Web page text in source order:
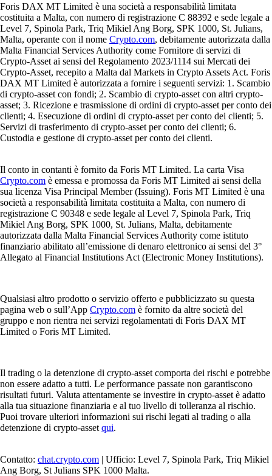
Foris DAX MT Limited è una società a responsabilità limitata
costituita a Malta, con numero di registrazione C 88392 e sede legale a
Level 7, Spinola Park, Triq Mikiel Ang Borg, SPK 1000, St. Julians,
Malta, operante con il nome Crypto.com, debitamente autorizzata dalla
Malta Financial Services Authority come Fornitore di servizi di
Crypto-Asset ai sensi del Regolamento 2023/1114 sui Mercati dei
Crypto-Asset, recepito a Malta dal Markets in Crypto Assets Act. Foris
DAX MT Limited è autorizzata a fornire i seguenti servizi: 1. Scambio
di crypto-asset con fondi; 2. Scambio di crypto-asset con altri crypto-
asset; 3. Ricezione e trasmissione di ordini di crypto-asset per conto dei
clienti; 4. Esecuzione di ordini di crypto-asset per conto dei clienti; 5.
Servizi di trasferimento di crypto-asset per conto dei clienti; 6.
Custodia e gestione di crypto-asset per conto dei clienti.
Il conto in contanti è fornito da Foris MT Limited. La carta Visa
Crypto.com è emessa e promossa da Foris MT Limited ai sensi della
sua licenza Visa Principal Member (Issuing). Foris MT Limited è una
società a responsabilità limitata costituita a Malta, con numero di
registrazione C 90348 e sede legale al Level 7, Spinola Park, Triq
Mikiel Ang Borg, SPK 1000, St. Julians, Malta, debitamente
autorizzata dalla Malta Financial Services Authority come istituto
finanziario abilitato all’emissione di denaro elettronico ai sensi del 3°
Allegato al Financial Institutions Act (Electronic Money Institutions).
Qualsiasi altro prodotto o servizio offerto e pubblicizzato su questa
pagina web o sull’App Crypto.com è fornito da altre società del
gruppo e non rientra nei servizi regolamentati di Foris DAX MT
Limited o Foris MT Limited.
Il trading o la detenzione di crypto-asset comporta dei rischi e potrebbe
non essere adatto a tutti. Le performance passate non garantiscono
risultati futuri. Valuta attentamente se investire in crypto-asset è adatto
alla tua situazione finanziaria e al tuo livello di tolleranza al rischio.
Puoi trovare ulteriori informazioni sui rischi legati al trading o alla
detenzione di crypto-asset qui.
Contatto: chat.crypto.com | Ufficio: Level 7, Spinola Park, Triq Mikiel
Ang Borg, St Julians SPK 1000 Malta.